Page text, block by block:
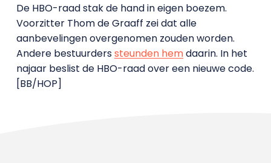
De HBO-raad stak de hand in eigen boezem.
Voorzitter Thom de Graaff zei dat alle
aanbevelingen overgenomen zouden worden.
Andere bestuurderssteunden hemdaarin. In het
najaar beslist de HBO-raad over een nieuwe code.
[BB/HOP]